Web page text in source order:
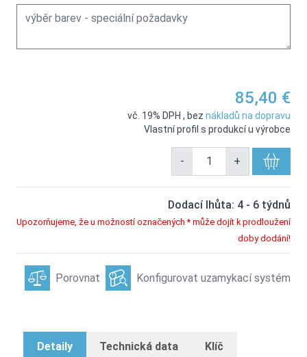
85,40 €
vč. 19% DPH , bez nákladů na dopravu
Vlastní profil s produkcí u výrobce
- +
Dodací lhůta: 4 - 6 týdnů
Upozorňujeme, že u možností označených * může dojít k prodloužení
doby dodání!
Porovnat Konfigurovat uzamykací systém
Detaily Technická data Klíč